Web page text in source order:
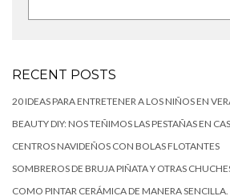
RECENT POSTS
20 IDEAS PARA ENTRETENER A LOS NIÑOS EN
BEAUTY DIY: NOS TEÑIMOS LAS PESTAÑAS EN
CENTROS NAVIDEÑOS CON BOLAS FLOTANTES
SOMBREROS DE BRUJA PIÑATA Y OTRAS
COMO PINTAR CERÁMICA DE MANERA SENCILLA.